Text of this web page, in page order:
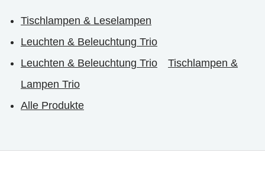
Tischlampen & Leselampen
Leuchten & Beleuchtung Trio
Leuchten & Beleuchtung Trio
Tischlampen &
Lampen Trio
Alle Produkte